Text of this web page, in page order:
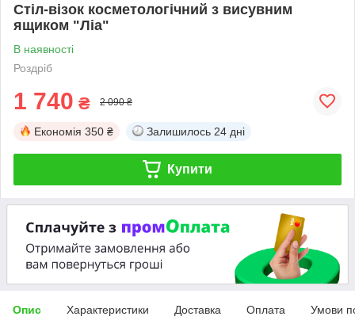
Стіл-візок косметологічний з висувним
ящиком "Ліа"
В наявності
Роздріб
1 740 ₴ 2 090 ₴
Економія 350 ₴ Залишилось 24 дні
Купити
Опис Характеристики Доставка Оплата Умови